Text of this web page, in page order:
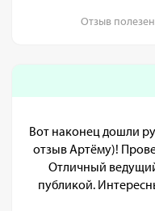
Отзыв
Вот наконец дошли
отзыв Артёму)!
Отличный
публикой.